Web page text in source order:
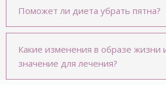
Поможет ли диета убрать пятна?
Какие изменения в образе
значение для лечения?